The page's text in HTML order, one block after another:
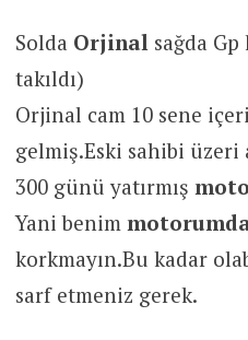
Solda Orjinalsağda Gp
takıldı)
Orjinal cam 10 sene
gelmiş.Eski sahibi üzeri
300 günü yatırmış
Yani benim
korkmayın.Bu kadar
sarf etmeniz gerek.